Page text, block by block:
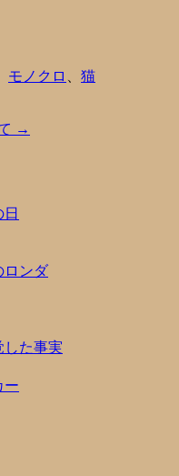
モノクロ 猫
→
ロンダ
した事実
ー